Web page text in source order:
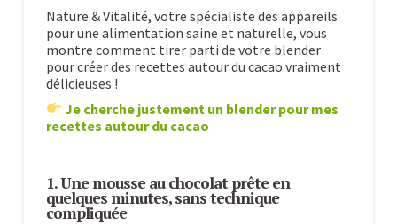
Nature & Vitalité, votre spécialiste des appareils
pour une alimentation saine et naturelle, vous
montre comment tirer parti de votre blender
pour créer des recettes autour du cacao vraiment
délicieuses !
Je cherche justement un blender pour mes
recettes autour du cacao
1. Une mousse au chocolat prête en
quelques minutes, sans technique
compliquée